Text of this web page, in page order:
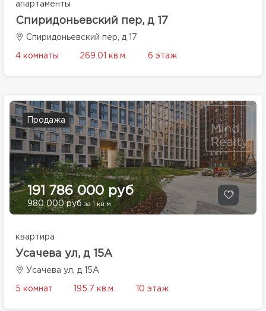
апартаменты
Спиридоньевский пер, д 17
Спиридоньевский пер, д 17
4 комнаты 269.01 кв.м. 6 этаж
Продажа
191 786 000 руб
980 000 руб за 1 кв.м.
квартира
Усачева ул, д 15А
Усачева ул, д 15А
5 комнат 195.7 кв.м. 10 этаж